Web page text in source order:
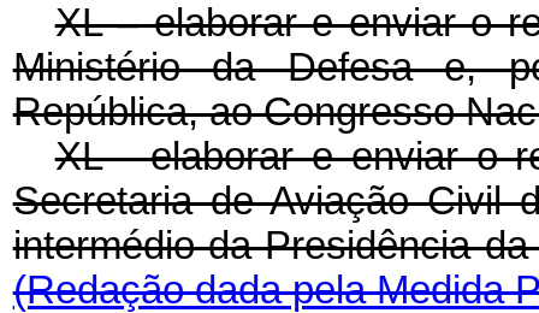
XL – elaborar e enviar o
Ministério da Defesa e,
República, ao Congresso
XL - elaborar e enviar o
Secretaria de Aviação Civil
intermédio da Presidência
(Redação dada pela Medida